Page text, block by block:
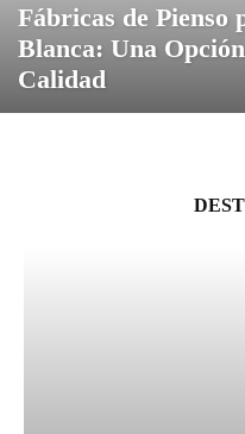
Fábricas de
Blanca: Una
Calidad